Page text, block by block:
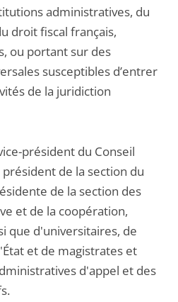
administratives, du
droit fiscal français,
ou portant sur des
susceptibles d’entrer
de la juridiction
président du Conseil
de la section du
de la section des
et de la coopération,
que d'universitaires, de
et de magistrates et
d'appel et des